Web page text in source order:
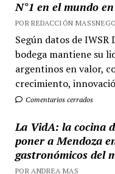
N°1 en el mundo
POR REDACCIÓN
Según datos de
bodega mantiene su
argentinos en valor,
crecimiento,
Comentarios cerrados
La VidA: la cocina
poner a Mendoza
gastronómicos del
POR ANDREA MAS